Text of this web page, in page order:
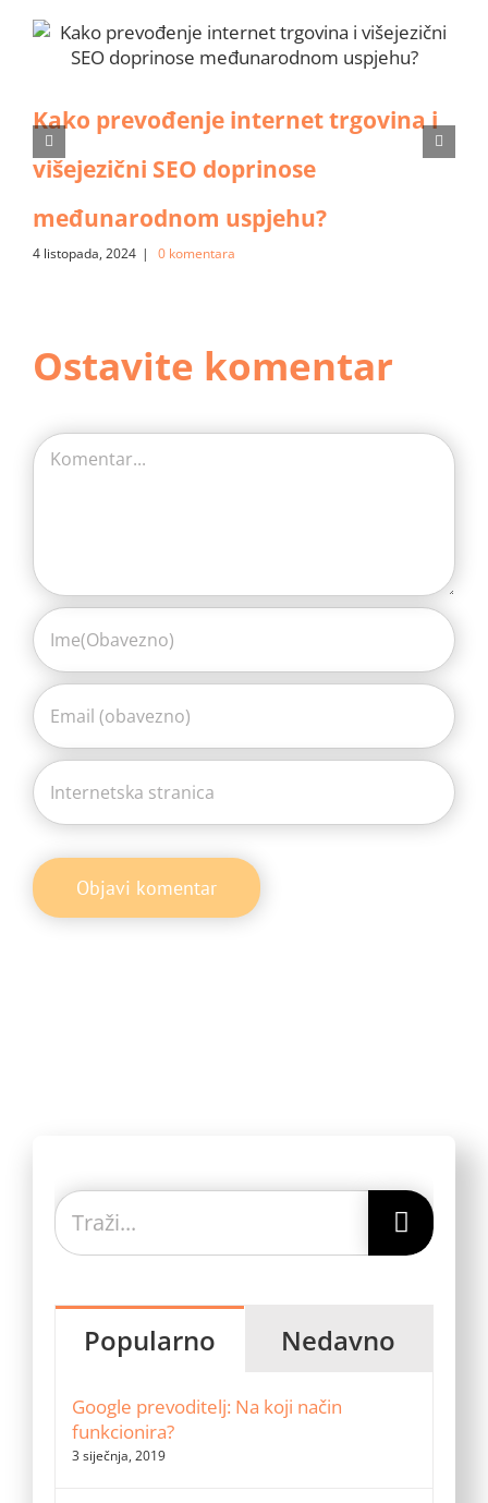
Kako prevođenje internet trgovina i
višejezični SEO doprinose
međunarodnom uspjehu?
4 listopada, 2024 | 0 komentara
Ostavite komentar
Comment
Traži...
Popularno Nedavno
Google prevoditelj: Na koji način
funkcionira?
3 siječnja, 2019